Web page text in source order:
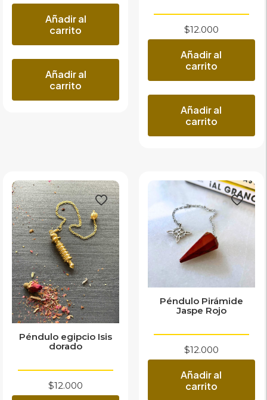
Añadir al
carrito
Añadir al
carrito
$12.000
Añadir al
carrito
Añadir al
carrito
Péndulo egipcio Isis
dorado
$12.000
Péndulo Pirámide
Jaspe Rojo
$12.000
Añadir al
carrito